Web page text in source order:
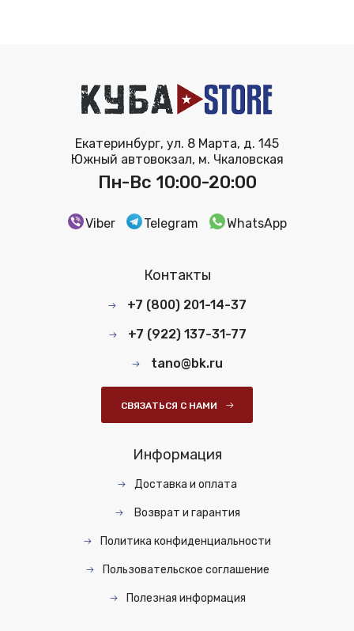
Екатеринбург, ул. 8 Марта, д. 145
Южный автовокзал, м. Чкаловская
Пн-Вс 10:00-20:00
Viber Telegram WhatsApp
Контакты
+7 (800) 201-14-37
+7 (922) 137-31-77
tano@bk.ru
СВЯЗАТЬСЯ С НАМИ
Информация
Доставка и оплата
Возврат и гарантия
Политика конфиденциальности
Пользовательское соглашение
Полезная информация